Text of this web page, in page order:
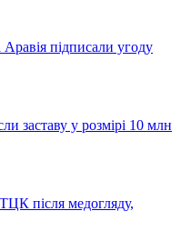
підписали угоду
заставу у розмірі 10 млн
після медогляду,